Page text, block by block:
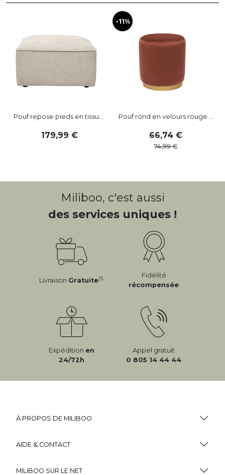
Pouf repose pieds en tissu ...
179,99
-11%
Pouf rond en velours rouge ...
66,74
74,99
Miliboo, c'est aussi
des services uniques !
Livraison Gratuite(1)
Fidélité
récompensée
Expédition en
24/72h
Appel gratuit
0 805 14 44 44
À PROPOS DE MILIBOO
AIDE & CONTACT
MILIBOO SUR LE NET